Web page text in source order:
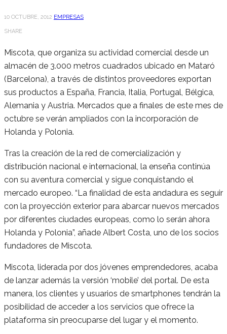
10 OCTUBRE, 2012 EMPRESAS
SHARE
Miscota, que organiza su actividad comercial desde un
almacén de 3.000 metros cuadrados ubicado en Mataró
(Barcelona), a través de distintos proveedores exportan
sus productos a España, Francia, Italia, Portugal, Bélgica,
Alemania y Austria. Mercados que a finales de este mes de
octubre se verán ampliados con la incorporación de
Holanda y Polonia.
Tras la creación de la red de comercialización y
distribución nacional e internacional, la enseña continúa
con su aventura comercial y sigue conquistando el
mercado europeo. “La finalidad de esta andadura es seguir
con la proyección exterior para abarcar nuevos mercados
por diferentes ciudades europeas, como lo serán ahora
Holanda y Polonia”, añade Albert Costa, uno de los socios
fundadores de Miscota.
Miscota, liderada por dos jóvenes emprendedores, acaba
de lanzar además la versión ‘mobile’ del portal. De esta
manera, los clientes y usuarios de smartphones tendrán la
posibilidad de acceder a los servicios que ofrece la
plataforma sin preocuparse del lugar y el momento.